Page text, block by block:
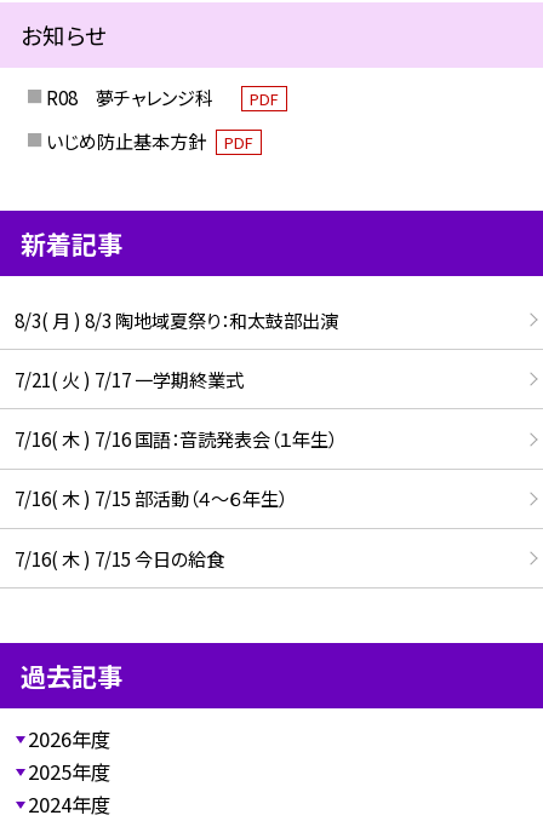
お知らせ
R08 夢チャレンジ科 PDF
いじめ防止基本方針 PDF
新着記事
8/3( 月 ) 8/3 陶地域夏祭り：和太鼓部出演
7/21( 火 ) 7/17 一学期終業式
7/16( 木 ) 7/16 国語：音読発表会（１年生）
7/16( 木 ) 7/15 部活動（４～６年生）
7/16( 木 ) 7/15 今日の給食
過去記事
2026年度
2025年度
2024年度